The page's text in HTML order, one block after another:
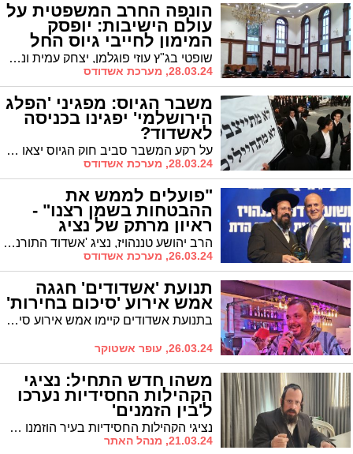
הונפה החרב המשפטית על
עולם הישיבות: יופסק
המימון לחייבי גיוס החל
מהשבוע הבא שופטי בג"ץ עוזי פוגלמן, יצחק עמית ונעם סולברג הוציאו הערב (חמישי) צו ביניים המקפיא את התמיכה לתלמידי ישיבות החייבים בגיוס החל מ-1 באפריל. דרעי: "אות קין והתעמרות חסרת תקדים בלומדי התורה"
28.03.24, מערכת אשדודס
משבר הגיוס: מפגיני 'הפלג
הירושלמי' יפגינו בכניסה
לאשדוד?
על רקע המשבר סביב חוק הגיוס יצאו הבוקר הודעות על כוונה של חלקים מ'הפלג הירושלמי' לצאת להפגין בצמתים מסוימים ברחבי הארץ, ביניהם גם בכניסה לעיר אשדוד. לפי שעה ברור האם ההפגנה בעיר תצא לפועל
28.03.24, מערכת אשדודס
"פועלים לממש את
ההבטחות בשמן רצנו" -
ראיון מרתק של נציג
'אשדוד התורנית' הרב יהושע טננהויז, נציג 'אשדוד התורנית', התראיין היום ל'מרכז העניינים' כאשר הוא חושף את המטרות שאותן חותרים להשיג בסיעתו, 'אשדוד התורנית'. הנה הראיון המרתק
26.03.24, מערכת אשדודס
תנועת 'אשדודים' חגגה
אמש אירוע 'סיכום בחירות'
בתנועת אשדודים קיימו אמש אירוע סיכום בחירות בהשתתפות מאות מחברי התנועה. יניב קקון יו"ר תנועת אשדודים: "נמשיך לשרת את הציבור מכל מקום, בכל מצב ובכל זמן"
26.03.24, עופר אשטוקר
משהו חדש התחיל: נציגי
הקהילות החסידיות נערכו
ל'בין הזמנים'
נציגי הקהילות החסידיות בעיר הוזמנו השבוע למפגש מיוחד, אותו יזם חבר מועצת העיר הרב טננהויז. על הפרק: היערכות לימי 'בין הזמנים'
21.03.24, מנהל האתר